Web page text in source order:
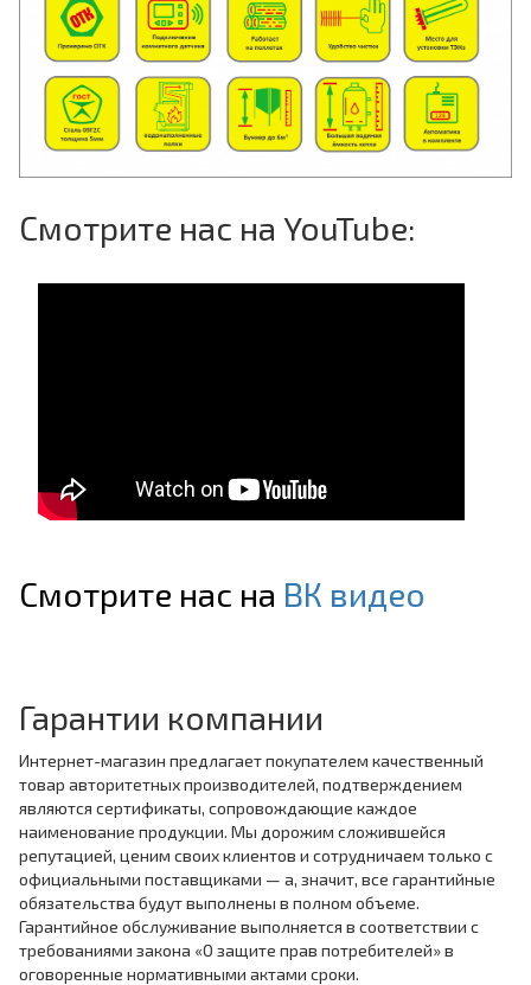
Смотрите нас на YouTube:
Смотрите нас на ВК видео
Гарантии компании
Интернет-магазин предлагает покупателем качественный
товар авторитетных производителей, подтверждением
являются сертификаты, сопровождающие каждое
наименование продукции. Мы дорожим сложившейся
репутацией, ценим своих клиентов и сотрудничаем только с
официальными поставщиками — а, значит, все гарантийные
обязательства будут выполнены в полном объеме.
Гарантийное обслуживание выполняется в соответствии с
требованиями закона «О защите прав потребителей» в
оговоренные нормативными актами сроки.